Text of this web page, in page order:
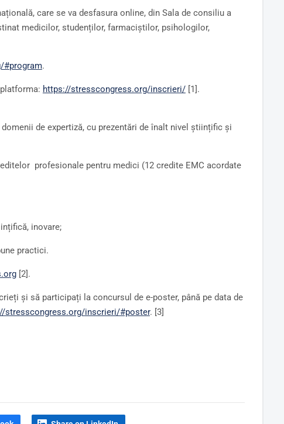
care se va desfasura online, din Sala de consiliu a
medicilor, studenților, farmaciștilor, psihologilor,
#program.
https://stresscongress.org/inscrieri/[1].
de expertiză, cu prezentări de înalt nivel științific și
profesionale pentru medici (12 credite EMC acordate
inovare;
practici.
[2].
și să participați la concursul de e-poster, până pe data de
stresscongress.org/inscrieri/#poster. [3]